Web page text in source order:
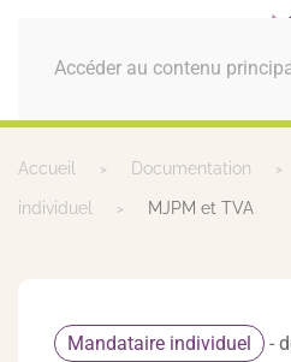
Accéder au contenu
MENU
Accueil Documentation
individuel MJPM et TVA
Mandataire individuel
-